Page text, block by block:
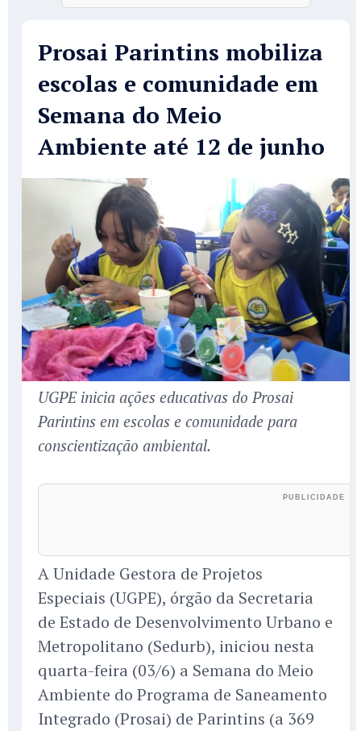
Prosai Parintins mobiliza
escolas e comunidade em
Semana do Meio
Ambiente até 12 de junho
UGPE inicia ações educativas do Prosai
Parintins em escolas e comunidade para
conscientização ambiental.
A Unidade Gestora de Projetos
Especiais (UGPE), órgão da Secretaria
de Estado de Desenvolvimento Urbano e
Metropolitano (Sedurb), iniciou nesta
quarta-feira (03/6) a Semana do Meio
Ambiente do Programa de Saneamento
Integrado (Prosai) de Parintins (a 369